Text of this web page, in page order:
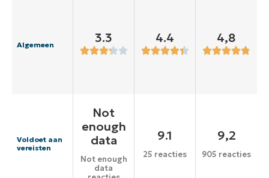
Algemeen 3.3 4.4 4,8
Voldoet aan
vereisten
Not
enough
data
Not enough
data
9.1
25 reacties
9,2
905 reacties